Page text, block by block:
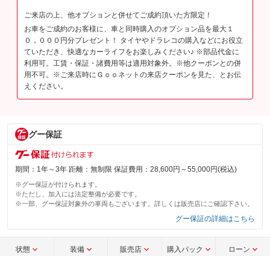
ご来店の上、他オプションと併せてご成約頂いた方限定！
お車をご成約のお客様に、車と同時購入のオプション品を最大１
０，０００円分プレゼント！ タイヤやドラレコの購入などにお役立
ていただき、快適なカーライフをお楽しみください♪ ※部品代金に
利用可。工賃・保証・諸費用等は適用対象外。※他クーポンとの併
用不可。※ご来店時にＧｏｏネットの来店クーポンを見た、とお伝
えください。
グー保証
期間：1年～3年 距離：無制限 保証費用：28,600円～55,000円(税込)
※グー保証が付けられます。
※ただし、加入には法定整備が必要です。
※一部、グー保証対象外の車両もございます。詳しくは販売店にご確認下さい。
グー保証の詳細はこちら
状態 装備 販売店 購入パック ローン